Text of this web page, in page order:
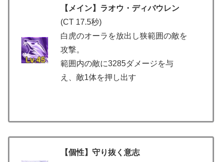
【メイン】ラオウ・ディバウレン
(CT 17.5秒)
白虎のオーラを放出し狭範囲の敵を
攻撃。
範囲内の敵に3285ダメージを与
え、敵1体を押し出す
【個性】守り抜く意志